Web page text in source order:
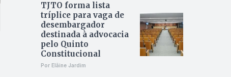
TJTO forma lista
tríplice para vaga de
desembargador
destinada à advocacia
pelo Quinto
Constitucional
Por Elâine Jardim